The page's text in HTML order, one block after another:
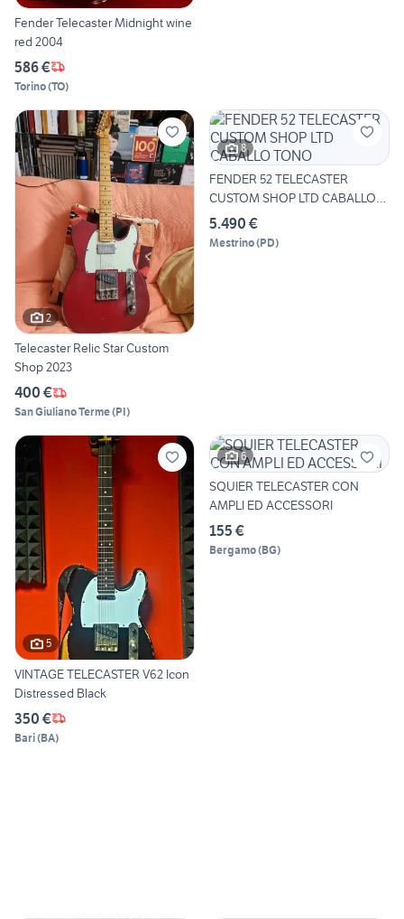
Fender Telecaster Midnight wine
red 2004
586 €
Torino(TO)
2
Telecaster Relic Star Custom
Shop 2023
400 €
San Giuliano Terme(PI)
8
FENDER 52 TELECASTER
CUSTOM SHOP LTD CABALLO
TONO
5.490 €
Mestrino(PD)
5
VINTAGE TELECASTER V62 Icon
Distressed Black
350 €
Bari(BA)
6
SQUIER TELECASTER CON
AMPLI ED ACCESSORI
155 €
Bergamo(BG)